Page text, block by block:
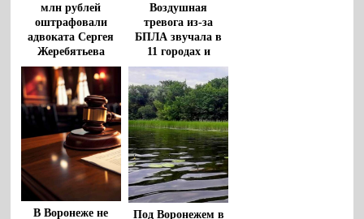
млн рублей
оштрафовали
адвоката Сергея
Жеребятьева
Воздушная
тревога из-за
БПЛА звучала в
11 городах и
районах
Воронежской
области
В Воронеже не
Под Воронежем в